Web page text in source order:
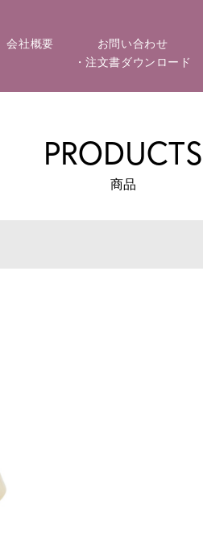
会社概要
お問い合わせ
・注文書ダウンロード
PRODUCTS
商品